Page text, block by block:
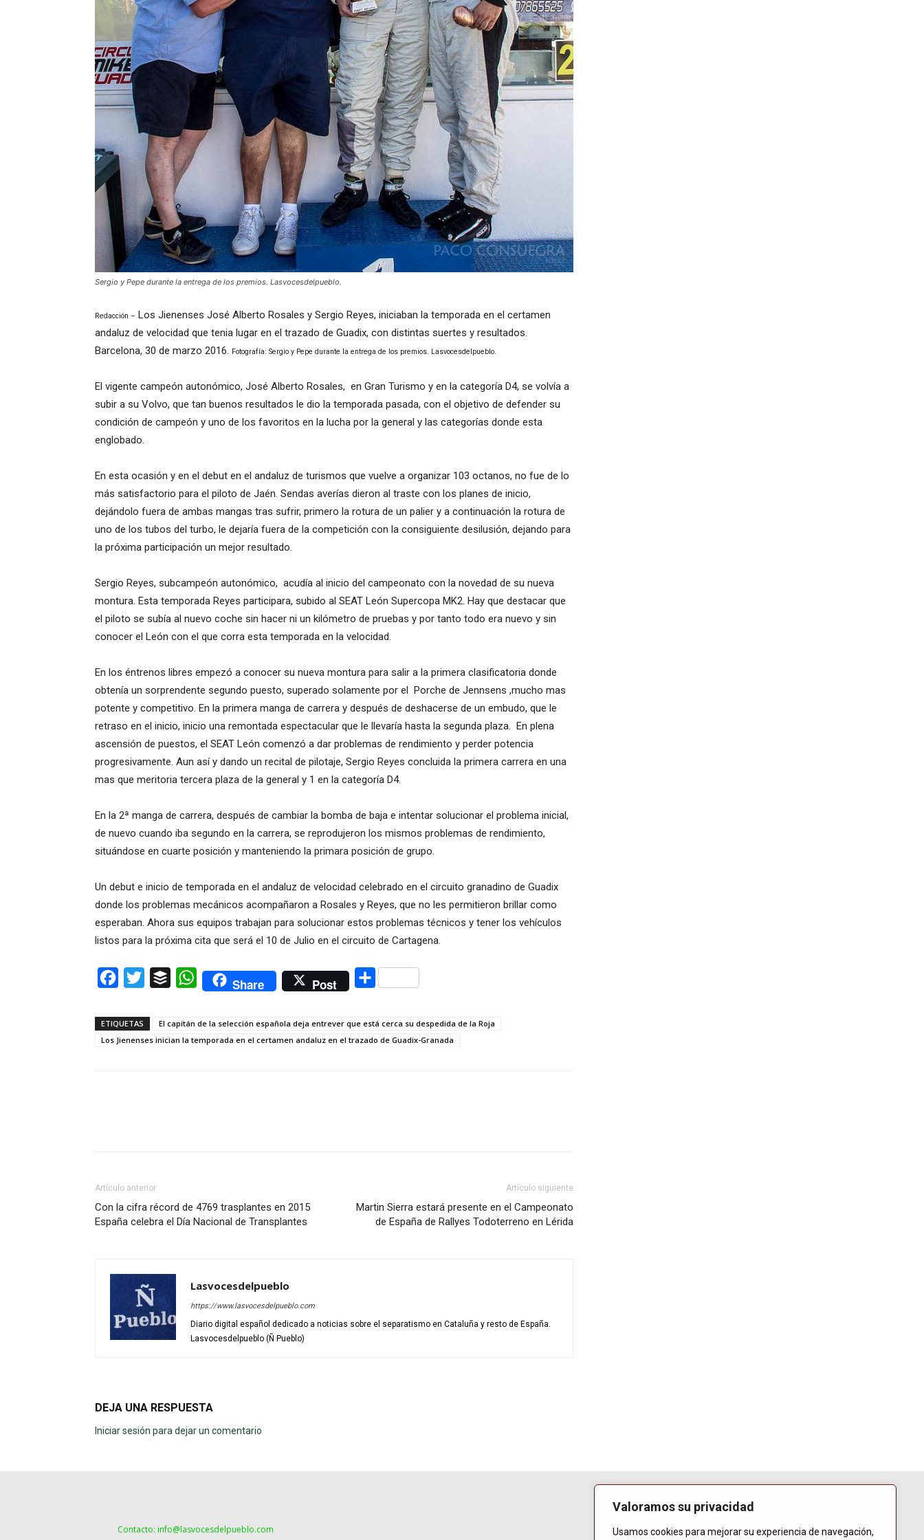
Valoramos su privacidad
Usamos cookies para mejorar su experiencia de navegación,
Sergio y Pepe durante la entrega de los premios. Lasvocesdelpueblo.
Redacción – Los Jienenses José Alberto Rosales y Sergio Reyes, iniciaban la temporada en el certamen
andaluz de velocidad que tenia lugar en el trazado de Guadix, con distintas suertes y resultados.
Barcelona, 30 de marzo 2016. Fotografía: Sergio y Pepe durante la entrega de los premios. Lasvocesdelpueblo.
El vigente campeón autonómico, José Alberto Rosales, en Gran Turismo y en la categoría D4, se volvía a
subir a su Volvo, que tan buenos resultados le dio la temporada pasada, con el objetivo de defender su
condición de campeón y uno de los favoritos en la lucha por la general y las categorías donde esta
englobado.
En esta ocasión y en el debut en el andaluz de turismos que vuelve a organizar 103 octanos, no fue de lo
más satisfactorio para el piloto de Jaén. Sendas averías dieron al traste con los planes de inicio,
dejándolo fuera de ambas mangas tras sufrir, primero la rotura de un palier y a continuación la rotura de
uno de los tubos del turbo, le dejaría fuera de la competición con la consiguiente desilusión, dejando para
la próxima participación un mejor resultado.
Sergio Reyes, subcampeón autonómico, acudía al inicio del campeonato con la novedad de su nueva
montura. Esta temporada Reyes participara, subido al SEAT León Supercopa MK2. Hay que destacar que
el piloto se subía al nuevo coche sin hacer ni un kilómetro de pruebas y por tanto todo era nuevo y sin
conocer el León con el que corra esta temporada en la velocidad.
En los éntrenos libres empezó a conocer su nueva montura para salir a la primera clasificatoria donde
obtenía un sorprendente segundo puesto, superado solamente por el Porche de Jennsens ,mucho mas
potente y competitivo. En la primera manga de carrera y después de deshacerse de un embudo, que le
retraso en el inicio, inicio una remontada espectacular que le llevaría hasta la segunda plaza. En plena
ascensión de puestos, el SEAT León comenzó a dar problemas de rendimiento y perder potencia
progresivamente. Aun así y dando un recital de pilotaje, Sergio Reyes concluida la primera carrera en una
mas que meritoria tercera plaza de la general y 1 en la categoría D4.
En la 2ª manga de carrera, después de cambiar la bomba de baja e intentar solucionar el problema inicial,
de nuevo cuando iba segundo en la carrera, se reprodujeron los mismos problemas de rendimiento,
situándose en cuarte posición y manteniendo la primara posición de grupo.
Un debut e inicio de temporada en el andaluz de velocidad celebrado en el circuito granadino de Guadix
donde los problemas mecánicos acompañaron a Rosales y Reyes, que no les permitieron brillar como
esperaban. Ahora sus equipos trabajan para solucionar estos problemas técnicos y tener los vehículos
listos para la próxima cita que será el 10 de Julio en el circuito de Cartagena.
Facebook
Twitter Buffer WhatsAppShare Post Compartir
ETIQUETAS
El capitán de la selección española deja entrever que está cerca su despedida de la Roja
Los Jienenses inician la temporada en el certamen andaluz en el trazado de Guadix-Granada
Artículo anterior
Con la cifra récord de 4769 trasplantes en 2015
España celebra el Día Nacional de Transplantes
Artículo siguiente
Martin Sierra estará presente en el Campeonato
de España de Rallyes Todoterreno en Lérida
Lasvocesdelpueblo
https://www.lasvocesdelpueblo.com
Diario digital español dedicado a noticias sobre el separatismo en Cataluña y resto de España.
Lasvocesdelpueblo (Ñ Pueblo)
DEJA UNA RESPUESTA
Iniciar sesión para dejar un comentario
Contacto: info@lasvocesdelpueblo.com